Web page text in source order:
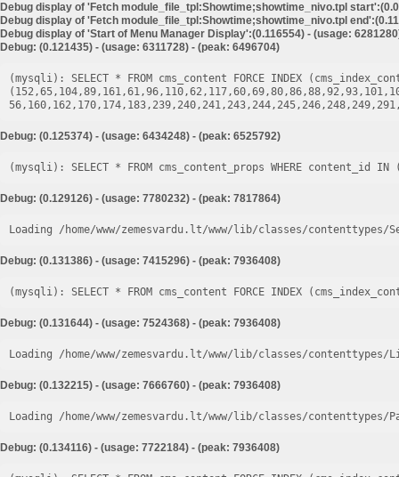
Debug display of 'Fetch module_file_tpl:Showtime;showtime_nivo.tpl
Debug display of 'Fetch module_file_tpl:Showtime;showtime_nivo.tpl
Debug display of 'Start of Menu Manager Display':(0.116554) - (usage:
Debug: (0.121435) - (usage: 6311728) - (peak: 6496704)
(mysqli): SELECT * FROM cms_content FORCE INDEX
Debug: (0.125374) - (usage: 6434248) - (peak: 6525792)
Debug: (0.129126) - (usage: 7780232) - (peak: 7817864)
Loading /home/www/zemesvardu.lt/www/lib/classes/
Debug: (0.131386) - (usage: 7415296) - (peak: 7936408)
Debug: (0.131644) - (usage: 7524368) - (peak: 7936408)
Loading /home/www/zemesvardu.lt/www/lib/classes/
Debug: (0.132215) - (usage: 7666760) - (peak: 7936408)
Loading /home/www/zemesvardu.lt/www/lib/classes/
Debug: (0.134116) - (usage: 7722184) - (peak: 7936408)